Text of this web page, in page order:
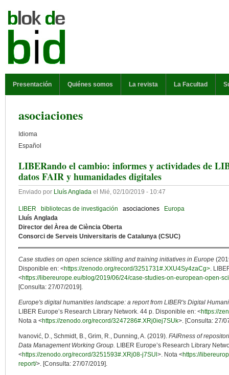
Presentación Quiénes somos La revista La Facultad
asociaciones
Idioma
Español
LIBERando el cambio: informes y actividades de
datos FAIR y humanidades digitales
Enviado por Lluís Anglada el Mié, 02/10/2019 - 10:47
LIBER bibliotecas de investigación asociaciones
Europa
Lluís Anglada
Director del Àrea de Ciència Oberta
Consorci de Serveis Universitaris de Catalunya (CSUC)
Case studies on open science skilling and training initiatives in Europe
Disponible en: <https://zenodo.org/record/3251731#.XXU4Sy4zaCg>.
<https://libereurope.eu/blog/2019/06/24/case-studies-on-european-open-
[Consulta: 27/07/2019].
Europe's digital humanities landscape: a report from LIBER's Digital
LIBER Europe’s Research Library Network. 44 p. Disponible en: <https://
Nota a <https://zenodo.org/record/3247286#.XRj0iej7SUk>. [Consulta: 27/
Ivanović, D., Schmidt, B., Grim, R., Dunning, A. (2019). FAIRness of
Data Management Working Group. LIBER Europe’s Research Library
<https://zenodo.org/record/3251593#.XRj08-j7SUl >. Nota <https://
report/>. [Consulta: 27/07/2019].